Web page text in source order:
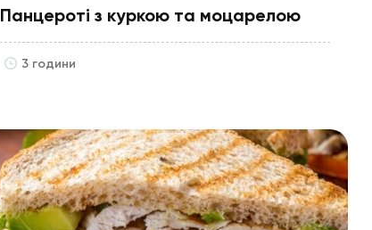
Панцероті з куркою та моцарелою
3 години